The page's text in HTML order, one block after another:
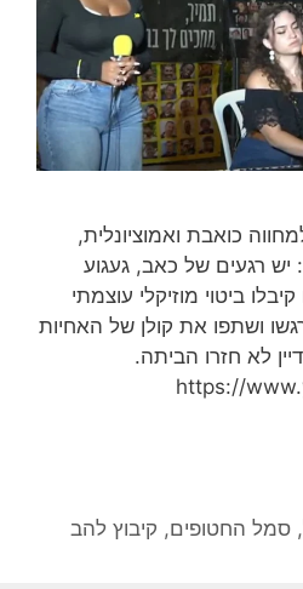
כואבת ואמוציונלית,
יש רגעים של כאב, געגוע
ביטוי מוזיקלי עוצמתי
ושתפו את קולן של האחיות
לא חזרו הביתה.
https://
,סמל החטופים, קיבוץ להב